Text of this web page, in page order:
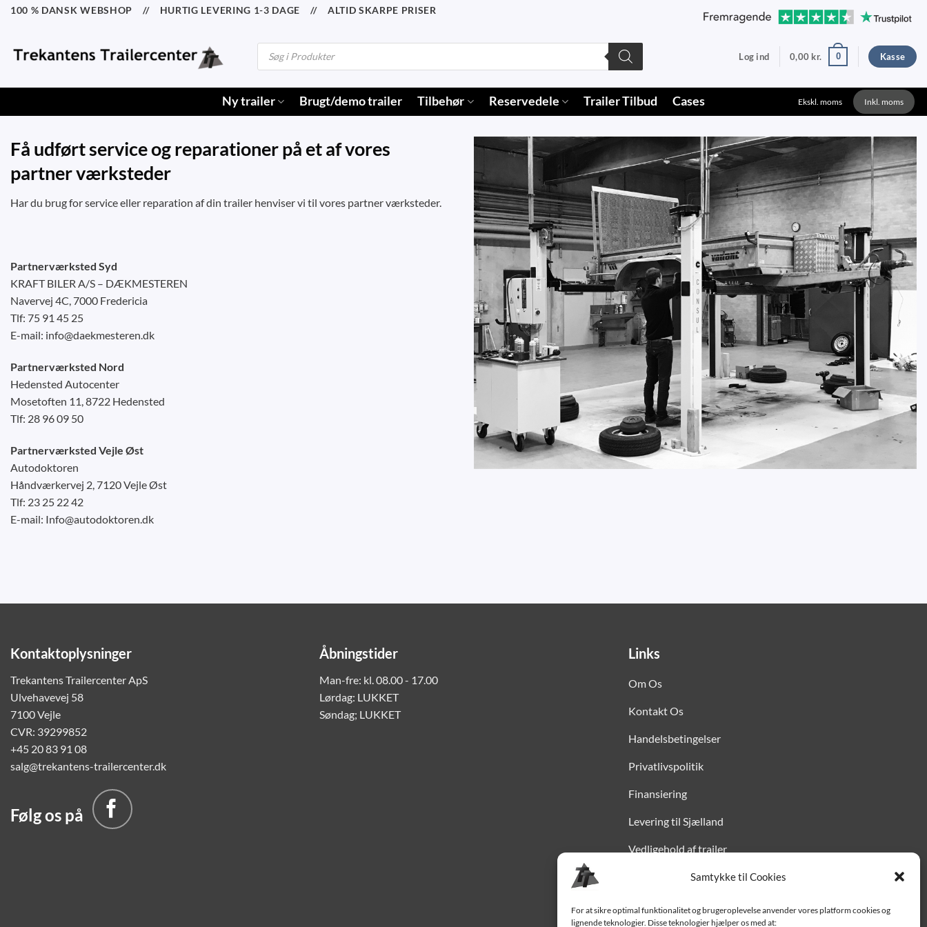
Samtykke til Cookies
For at sikre optimal funktionalitet og brugeroplevelse anvender vores platform cookies og
lignende teknologier. Disse teknologier hjælper os med at:
Fortsæt
100 % DANSK WEBSHOP // HURTIG LEVERING 1-3 DAGE // ALTID SKARPE PRISER
Products
search
Log ind 0,00 kr. 0 Kasse
Ny trailer Brugt/demo trailer Tilbehør Reservedele Trailer Tilbud Cases Ekskl. moms Inkl. moms
Få udført service og reparationer på et af vores
partner værksteder
Har du brug for service eller reparation af din trailer henviser vi til vores partner værksteder.
Partnerværksted Syd
KRAFT BILER A/S – DÆKMESTEREN
Navervej 4C, 7000 Fredericia
Tlf: 75 91 45 25
E-mail: info@daekmesteren.dk
Partnerværksted Nord
Hedensted Autocenter
Mosetoften 11, 8722 Hedensted
Tlf: 28 96 09 50
Partnerværksted Vejle Øst
Autodoktoren
Håndværkervej 2, 7120 Vejle Øst
Tlf: 23 25 22 42
E-mail: Info@autodoktoren.dk
Kontaktoplysninger
Trekantens Trailercenter ApS
Ulvehavevej 58
7100 Vejle
CVR: 39299852
+45 20 83 91 08
salg@trekantens-trailercenter.dk
Følg os på
Åbningstider
Man-fre: kl. 08.00 - 17.00
Lørdag: LUKKET
Søndag; LUKKET
Links
Om Os
Kontakt Os
Handelsbetingelser
Privatlivspolitik
Finansiering
Levering til Sjælland
Vedligehold af trailer
Trailer-hjælp og FAQ
Værksted